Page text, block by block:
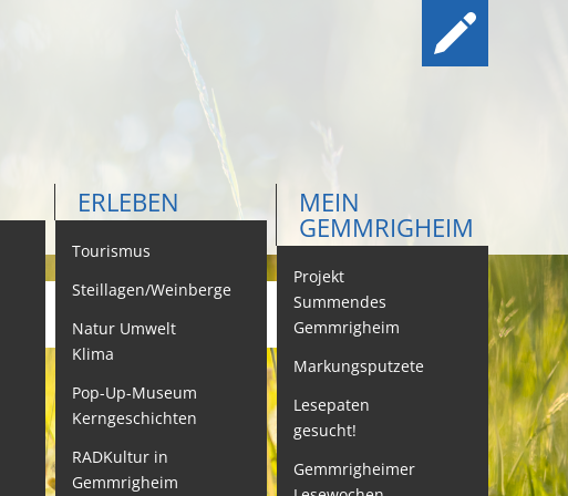
Kontakt
Behördenwegweiser
Lebenslagen
Leistungen -
Service BW
ERLEBEN
Tourismus
Steillagen/Weinberge
Natur Umwelt
Klima
Pop-Up-Museum
Kerngeschichten
RADKultur in
Gemmrigheim
MEIN
GEMMRIGHEIM
Projekt
Summendes
Gemmrigheim
Markungsputzete
Lesepaten
gesucht!
Gemmrigheimer